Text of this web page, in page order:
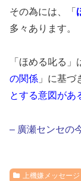
その為には、「
多々あります。
「ほめる叱る
の関係 」に基づ
とする意図があ
– 廣瀬センセの
上機嫌メッセージ